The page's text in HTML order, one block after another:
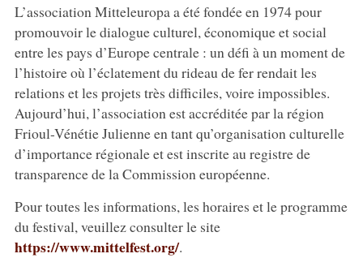
L’association Mitteleuropa a été fondée en 1974 pour
promouvoir le dialogue culturel, économique et social
entre les pays d’Europe centrale : un défi à un moment de
l’histoire où l’éclatement du rideau de fer rendait les
relations et les projets très difficiles, voire impossibles.
Aujourd’hui, l’association est accréditée par la région
Frioul-Vénétie Julienne en tant qu’organisation culturelle
d’importance régionale et est inscrite au registre de
transparence de la Commission européenne.
Pour toutes les informations, les horaires et le programme
du festival, veuillez consulter le site
https://www.mittelfest.org/.